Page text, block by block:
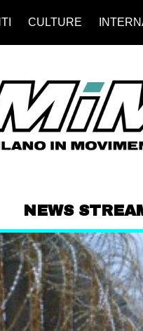
CULTURE
NEWS